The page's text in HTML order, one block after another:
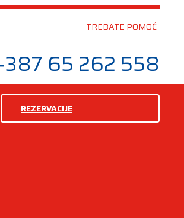
TREBATE POMOĆ
65 262 558
REZERVACIJE